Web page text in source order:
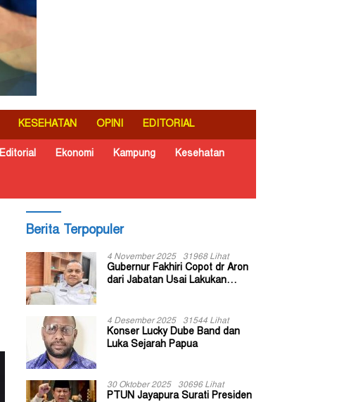
KESEHATAN OPINI EDITORIAL
Editorial Ekonomi Kampung Kesehatan
Berita Terpopuler
4 November 2025 31968 Lihat
Gubernur Fakhiri Copot dr Aron
dari Jabatan Usai Lakukan
4 Desember 2025 31544 Lihat
Konser Lucky Dube Band dan
Luka Sejarah Papua
30 Oktober 2025 30696 Lihat
PTUN Jayapura Surati Presiden